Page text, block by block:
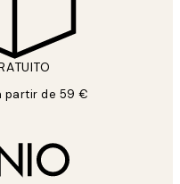
partir de 59 €